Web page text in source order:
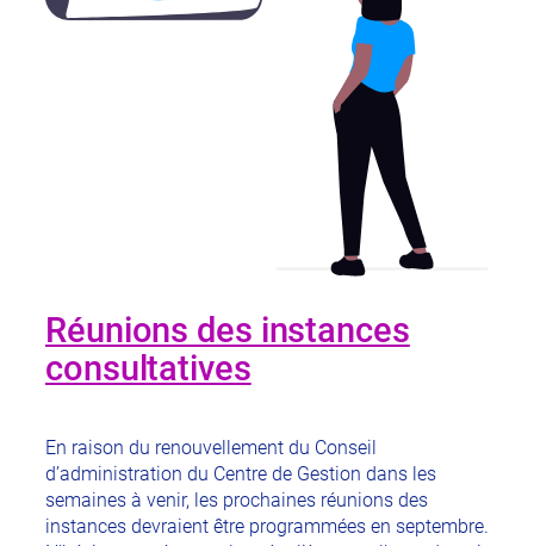
Réunions des instances
consultatives
En raison du renouvellement du Conseil
d’administration du Centre de Gestion dans les
semaines à venir, les prochaines réunions des
instances devraient être programmées en septembre.